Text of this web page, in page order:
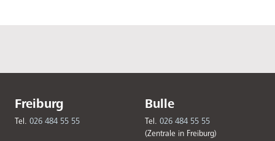
Freiburg
Tel. 026 484 55 55
Bulle
Tel. 026 484 55 55
(Zentrale in Freiburg)